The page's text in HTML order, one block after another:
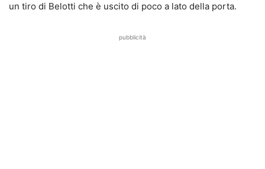
un tiro di Belotti che è uscito di poco a lato della porta.
pubblicità